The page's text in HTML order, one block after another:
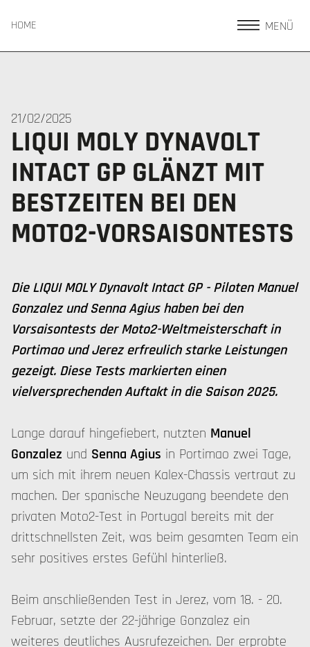
HOME MENÜ
21/02/2025
LIQUI MOLY DYNAVOLT
INTACT GP GLÄNZT MIT
BESTZEITEN BEI DEN
MOTO2-VORSAISONTESTS
Die LIQUI MOLY Dynavolt Intact GP - Piloten Manuel
Gonzalez und Senna Agius haben bei den
Vorsaisontests der Moto2-Weltmeisterschaft in
Portimao und Jerez erfreulich starke Leistungen
gezeigt. Diese Tests markierten einen
vielversprechenden Auftakt in die Saison 2025.
Lange darauf hingefiebert, nutzten Manuel
Gonzalez und Senna Agius in Portimao zwei Tage,
um sich mit ihrem neuen Kalex-Chassis vertraut zu
machen. Der spanische Neuzugang beendete den
privaten Moto2-Test in Portugal bereits mit der
drittschnellsten Zeit, was beim gesamten Team ein
sehr positives erstes Gefühl hinterließ.
Beim anschließenden Test in Jerez, vom 18. - 20.
Februar, setzte der 22-jährige Gonzalez ein
weiteres deutliches Ausrufezeichen. Der erprobte